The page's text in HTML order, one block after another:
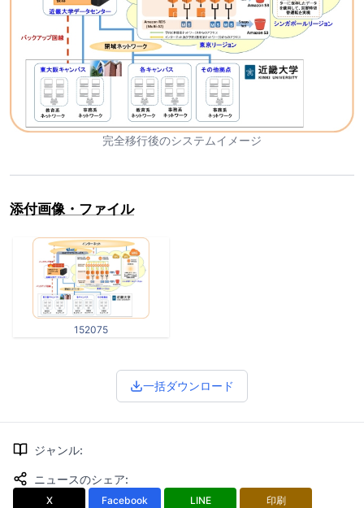
完全移行後のシステムイメージ
添付画像・ファイル
152075
一括ダウンロード
ジャンル:
ニュースのシェア:
X Facebook LINE 印刷